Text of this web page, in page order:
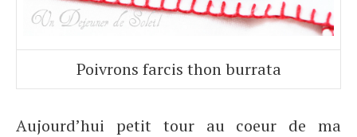
Poivrons farcis thon burrata
Aujourd’hui petit tour au coeur de ma